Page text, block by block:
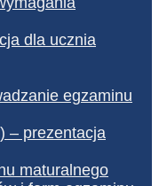
dla ucznia
egzaminu
– prezentacja
maturalnego